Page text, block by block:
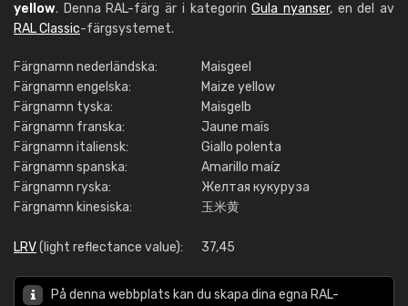
yellow. Denna RAL-färg är i kategorinGula nyanser, en del av
RAL Classic-färgsystemet.
Färgnamn nederländska:
Maisgeel
Färgnamn engelska:
Maize yellow
Färgnamn tyska:
Maisgelb
Färgnamn franska:
Jaune maïs
Färgnamn italiensk:
Giallo polenta
Färgnamn spanska:
Amarillo maíz
Färgnamn ryska:
Желтая кукуруза
Färgnamn kinesiska:
玉米黄
LRV(light reflectance value): 37,45
På denna webbplats kan du skapa dina egna RAL-